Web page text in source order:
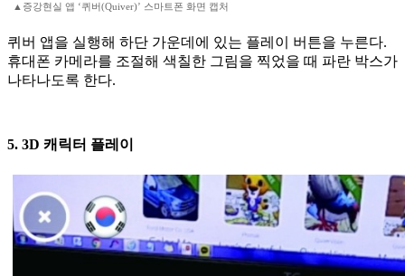
▲증강현실 앱 ‘퀴버(Quiver)’ 스마트폰 화면 캡처
퀴버 앱을 실행해 하단 가운데에 있는 플레이 버튼을 누른다.
휴대폰 카메라를 조절해 색칠한 그림을 찍었을 때 파란 박스가
나타나도록 한다.
5. 3D 캐릭터 플레이